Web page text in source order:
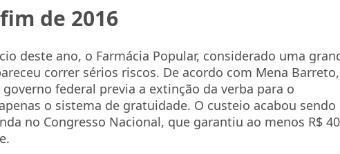
de 2016
deste ano, o Farmácia Popular, considerado uma
correr sérios riscos. De acordo com Mena
federal previa a extinção da verba para o
o sistema de gratuidade. O custeio acabou sendo
no Congresso Nacional, que garantiu ao menos R$